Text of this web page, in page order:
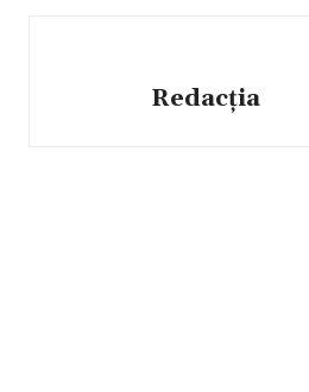
Redacția